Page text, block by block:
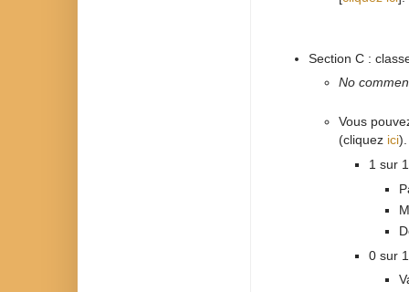
Section C :
No
Vous
(cliquez ici).
1 sur
0 sur